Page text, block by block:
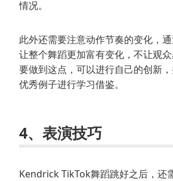
情况。
此外还需要注意动作节奏的变化，
让整个舞蹈更加富有变化，不让观众
要做到这点，可以进行自己的创新
优秀例子进行学习借鉴。
4、表演技巧
Kendrick TikTok舞蹈跳好之后，还